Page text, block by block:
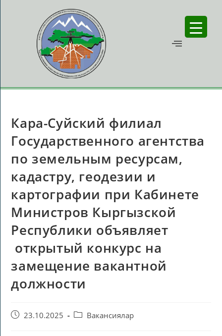
Кара-Суйский филиал
Государственного агентства
по земельным ресурсам,
кадастру, геодезии и
картографии при Кабинете
Министров Кыргызской
Республики объявляет
открытый конкурс на
замещение вакантной
должности
23.10.2025 Вакансиялар